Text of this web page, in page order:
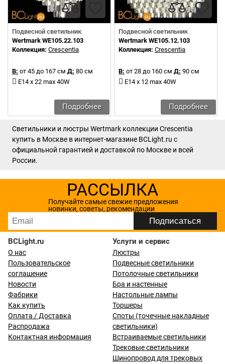
Подвесной светильник
Wertmark WE105.22.103
Коллекция: Crescentia
В: от 45 до 167 см Д: 80 см
E14 x 22 max 40W
Подробнее
Подвесной светильник
Wertmark WE105.12.103
Коллекция: Crescentia
В: от 28 до 160 см Д: 90 см
E14 x 12 max 40W
Подробнее
Светильники и люстры Wertmark коллекции Crescentia
купить в Москве в интернет-магазине BCLight.ru с
официальной гарантией и доставкой по Москве и всей
России.
РАССЫЛКА
Получайте самые свежие предложения
новинки, советы, рекомендации
BCLight.ru
О нас
Пользовательское
соглашение
Новости
Фабрики
Как купить
Оплата / Доставка
Распродажа
Контактная информация
Услуги и сервис
Люстры
Подвесные светильники
Потолочные светильники
Бра и настенные
Настольные лампы
Торшеры
Споты (точечные накладные
светильники)
Встраиваемые светильники
Трековые светильники
Шинопровод для трековых